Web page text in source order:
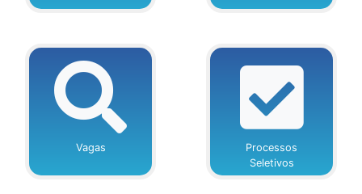
Vagas
Processos
Seletivos